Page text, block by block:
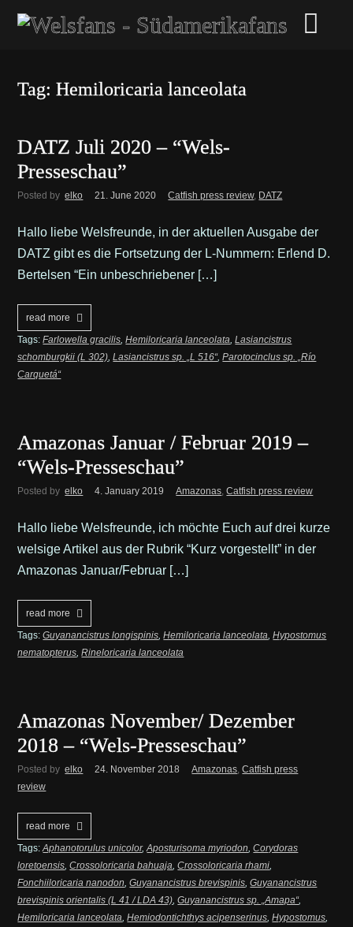
Tag: Hemiloricaria lanceolata
DATZ Juli 2020 – “Wels-
Presseschau”
Posted by elko 21. June 2020 Catfish press review, DATZ
Hallo liebe Welsfreunde, in der aktuellen Ausgabe der
DATZ gibt es die Fortsetzung der L-Nummern: Erlend D.
Bertelsen “Ein unbeschriebener […]
read more
Tags:Farlowella gracilis,Hemiloricaria lanceolata,Lasiancistrus
schomburgkii (L 302),Lasiancistrus sp. „L 516“,Parotocinclus sp. „Río
Carquetá“
Amazonas Januar / Februar 2019 –
“Wels-Presseschau”
Posted by elko 4. January 2019 Amazonas,Catfish press review
Hallo liebe Welsfreunde, ich möchte Euch auf drei kurze
welsige Artikel aus der Rubrik “Kurz vorgestellt” in der
Amazonas Januar/Februar […]
read more
Tags:Guyanancistrus longispinis,Hemiloricaria lanceolata,Hypostomus
nematopterus,Rineloricaria lanceolata
Amazonas November/ Dezember
2018 – “Wels-Presseschau”
Posted by elko 24. November 2018 Amazonas,Catfish press
review
read more
Tags:Aphanotorulus unicolor,Aposturisoma myriodon,Corydoras
loretoensis,Crossoloricaria bahuaja,Crossoloricaria rhami,
Fonchiiloricaria nanodon,Guyanancistrus brevispinis,Guyanancistrus
brevispinis orientalis (L 41 / LDA 43),Guyanancistrus sp. „Amapa“,
Hemiloricaria lanceolata,Hemiodontichthys acipenserinus,Hypostomus,